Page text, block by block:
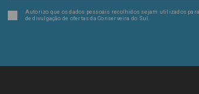
Autorizo que os dados pessoais recolhidos sejam utilizados
de divulgação de ofertas da Conserveira do Sul.